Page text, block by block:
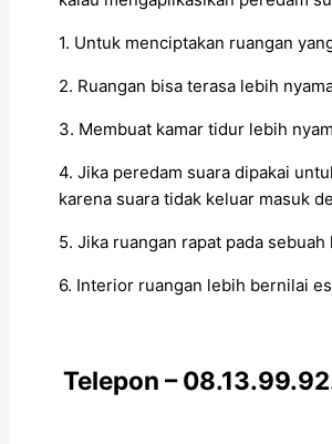
1. Untuk menciptakan ruangan
2. Ruangan bisa terasa lebih
3. Membuat kamar tidur lebih
4. Jika peredam suara dipakai
karena suara tidak keluar masuk
5. Jika ruangan rapat pada
6. Interior ruangan lebih bernilai
Telepon –